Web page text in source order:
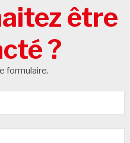
être
?
formulaire.